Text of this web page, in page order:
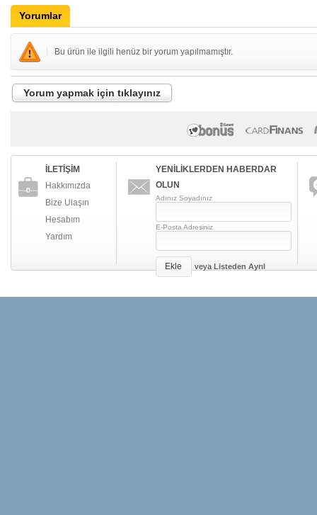
Yorumlar
Bu ürün ile ilgili henüz bir yorum yapılmamıştır.
Yorum yapmak için tıklayınız
İLETİŞİM
Hakkımızda
Bize Ulaşın
Hesabım
Yardım
YENİLİKLERDEN HABERDAR
OLUN
Adınız Soyadınız
E-Posta Adresiniz
Ekle veya Listeden Ayrıl